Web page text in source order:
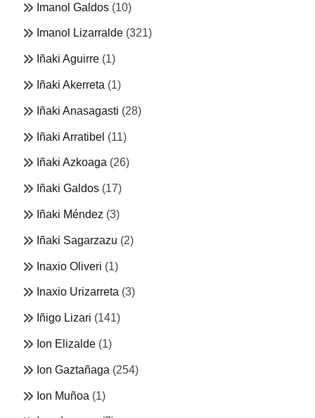
Imanol Galdos (10)
Imanol Lizarralde (321)
Iñaki Aguirre (1)
Iñaki Akerreta (1)
Iñaki Anasagasti (28)
Iñaki Arratibel (11)
Iñaki Azkoaga (26)
Iñaki Galdos (17)
Iñaki Méndez (3)
Iñaki Sagarzazu (2)
Inaxio Oliveri (1)
Inaxio Urizarreta (3)
Iñigo Lizari (141)
Ion Elizalde (1)
Ion Gaztañaga (254)
Ion Muñoa (1)